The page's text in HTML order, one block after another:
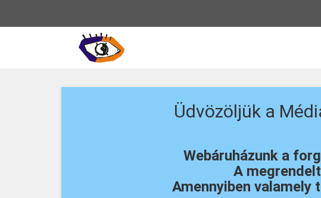
Üdvözöljük a
Webáruházunk a
A
Amennyiben